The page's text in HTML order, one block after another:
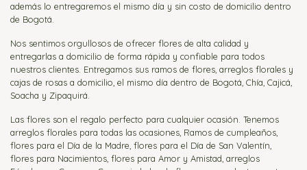
además lo entregaremos el mismo día y sin costo de domicilio dentro
de Bogotá.
Nos sentimos orgullosos de ofrecer flores de alta calidad y
entregarlas a domicilio de forma rápida y confiable para todos
nuestros clientes. Entregamos sus ramos de flores, arreglos florales y
cajas de rosas a domicilio, el mismo día dentro de Bogotá, Chía, Cajicá,
Soacha y Zipaquirá.
Las flores son el regalo perfecto para cualquier ocasión. Tenemos
arreglos florales para todas las ocasiones, Ramos de cumpleaños,
flores para el Día de la Madre, flores para el Día de San Valentín,
flores para Nacimientos, flores para Amor y Amistad, arreglos